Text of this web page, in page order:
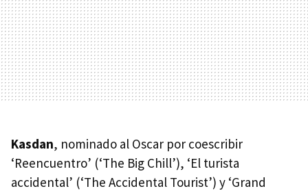
Kasdan, nominado al Oscar por coescribir
‘Reencuentro’ (‘The Big Chill’), ‘El turista
accidental’ (‘The Accidental Tourist’) y ‘Grand